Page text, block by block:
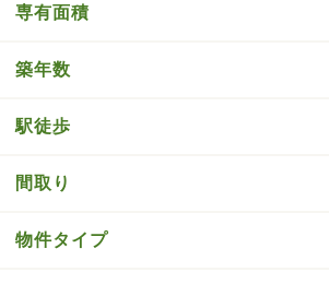
専有面積
築年数
駅徒歩
間取り
物件タイプ